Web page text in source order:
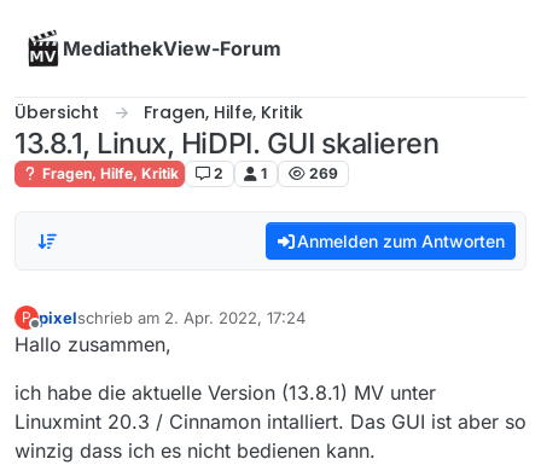
MediathekView-Forum
Übersicht Fragen, Hilfe, Kritik
13.8.1, Linux, HiDPI. GUI skalieren
Fragen, Hilfe, Kritik 2 1 269
Anmelden zum Antworten
P
Offline
pixelschrieb am 2. Apr. 2022, 17:24
zuletzt editiert von
Hallo zusammen,
ich habe die aktuelle Version (13.8.1) MV unter
Linuxmint 20.3 / Cinnamon intalliert. Das GUI ist aber so
winzig dass ich es nicht bedienen kann.